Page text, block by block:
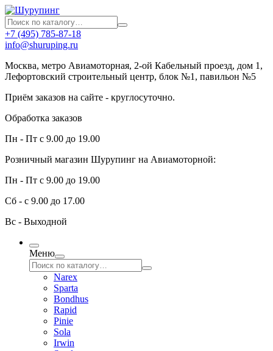
+7 (495) 785-87-18
info@shuruping.ru
Москва, метро Авиамоторная, 2-ой Кабельный проезд, дом 1,
Лефортовский строительный центр, блок №1, павильон №5
Приём заказов на сайте - круглосуточно.
Обработка заказов
Пн - Пт с 9.00 до 19.00
Розничный магазин Шурупинг на Авиамоторной:
Пн - Пт с 9.00 до 19.00
Сб - с 9.00 до 17.00
Вс - Выходной
Меню
Narex
Sparta
Bondhus
Rapid
Pinie
Sola
Irwin